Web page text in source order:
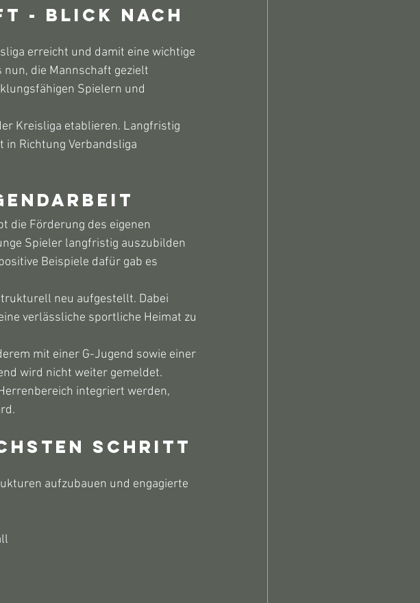
- Blick nach
erreicht und damit eine wichtige
die Mannschaft gezielt
Spielern und
Kreisliga etablieren. Langfristig
Richtung Verbandsliga
die Förderung des eigenen
Spieler langfristig auszubilden
Beispiele dafür gab es
neu aufgestellt. Dabei
verlässliche sportliche Heimat zu
mit einer G-Jugend sowie einer
wird nicht weiter gemeldet.
integriert werden,
Schritt
aufzubauen und engagierte